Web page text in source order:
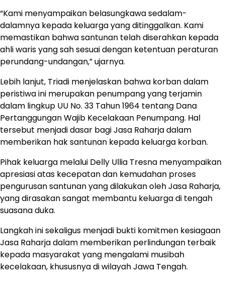
“Kami menyampaikan belasungkawa sedalam-
dalamnya kepada keluarga yang ditinggalkan. Kami
memastikan bahwa santunan telah diserahkan kepada
ahli waris yang sah sesuai dengan ketentuan peraturan
perundang-undangan,” ujarnya.
Lebih lanjut, Triadi menjelaskan bahwa korban dalam
peristiwa ini merupakan penumpang yang terjamin
dalam lingkup UU No. 33 Tahun 1964 tentang Dana
Pertanggungan Wajib Kecelakaan Penumpang. Hal
tersebut menjadi dasar bagi Jasa Raharja dalam
memberikan hak santunan kepada keluarga korban.
Pihak keluarga melalui Delly Ullia Tresna menyampaikan
apresiasi atas kecepatan dan kemudahan proses
pengurusan santunan yang dilakukan oleh Jasa Raharja,
yang dirasakan sangat membantu keluarga di tengah
suasana duka.
Langkah ini sekaligus menjadi bukti komitmen kesiagaan
Jasa Raharja dalam memberikan perlindungan terbaik
kepada masyarakat yang mengalami musibah
kecelakaan, khususnya di wilayah Jawa Tengah.